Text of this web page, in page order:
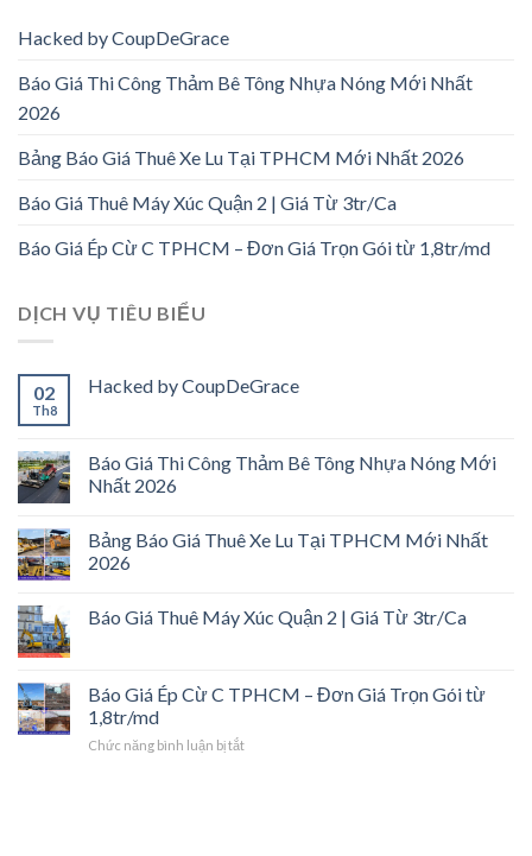
Hacked by CoupDeGrace
Báo Giá Thi Công Thảm Bê Tông Nhựa Nóng Mới Nhất
2026
Bảng Báo Giá Thuê Xe Lu Tại TPHCM Mới Nhất 2026
Báo Giá Thuê Máy Xúc Quận 2 | Giá Từ 3tr/Ca
Báo Giá Ép Cừ C TPHCM – Đơn Giá Trọn Gói từ 1,8tr/md
DỊCH VỤ TIÊU BIỂU
02
Th8
Hacked by CoupDeGrace
Báo Giá Thi Công Thảm Bê Tông Nhựa Nóng Mới
Nhất 2026
Bảng Báo Giá Thuê Xe Lu Tại TPHCM Mới Nhất
2026
Báo Giá Thuê Máy Xúc Quận 2 | Giá Từ 3tr/Ca
Báo Giá Ép Cừ C TPHCM – Đơn Giá Trọn Gói từ
1,8tr/md
Chức năng bình luận bị tắtở